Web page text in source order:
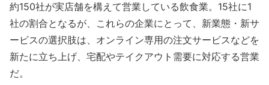
約150社が実店舗を構えて営業している飲食業。15社に1
社の割合となるが、これらの企業にとって、新業態・新サ
ービスの選択肢は、オンライン専用の注文サービスなどを
新たに立ち上げ、宅配やテイクアウト需要に対応する営業
だ。